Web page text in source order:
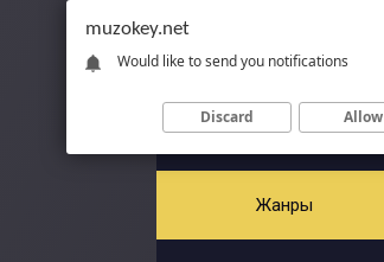
Жанры
muzokey.net
Would like to send you notifications
Discard Allow